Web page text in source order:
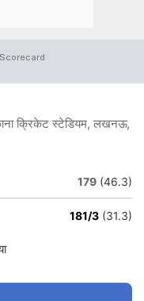
Scorecard
क्रिकेट स्टेडियम, लखनऊ,
179 (46.3)
181/3 (31.3)